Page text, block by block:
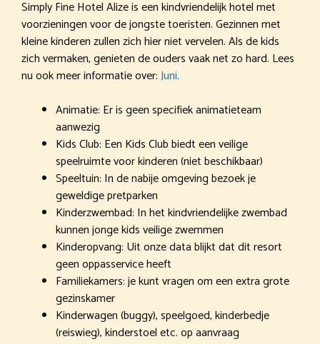
Simply Fine Hotel Alize is een kindvriendelijk hotel met
voorzieningen voor de jongste toeristen. Gezinnen met
kleine kinderen zullen zich hier niet vervelen. Als de kids
zich vermaken, genieten de ouders vaak net zo hard. Lees
nu ook meer informatie over:Juni.
Animatie: Er is geen specifiek animatieteam
aanwezig
Kids Club: Een Kids Club biedt een veilige
speelruimte voor kinderen (niet beschikbaar)
Speeltuin: In de nabije omgeving bezoek je
geweldige pretparken
Kinderzwembad: In het kindvriendelijke zwembad
kunnen jonge kids veilige zwemmen
Kinderopvang: Uit onze data blijkt dat dit resort
geen oppasservice heeft
Familiekamers: je kunt vragen om een extra grote
gezinskamer
Kinderwagen (buggy), speelgoed, kinderbedje
(reiswieg), kinderstoel etc. op aanvraag